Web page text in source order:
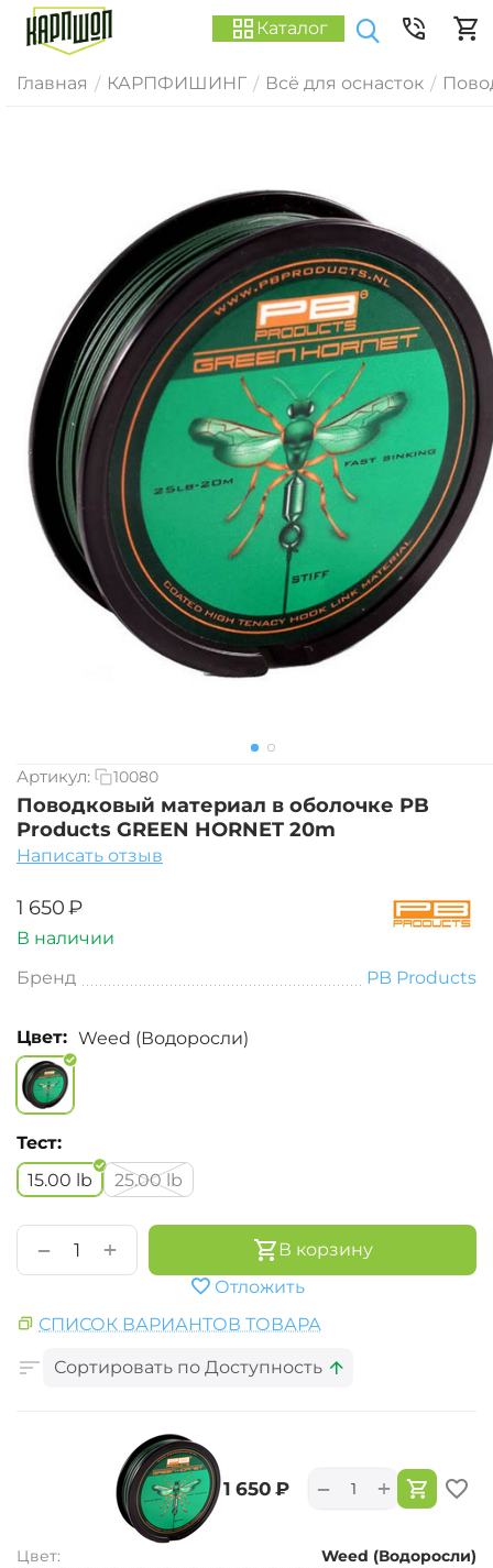
Каталог
Главная / КАРПФИШИНГ / Всё для оснасток /
Артикул: 10080
Поводковый материал в оболочке PB
Products GREEN HORNET 20m
Написать отзыв
‍1 650‍₽
В наличии
Бренд
PB Products
Цвет: Weed (Водоросли)
Тест:
15.00 lb
25.00 lb
+
−
В корзину
Отложить
СПИСОК ВАРИАНТОВ ТОВАРА
Сортировать по Доступность
‍1 650‍ ₽ +
−
Цвет:
Weed (Водоросли)